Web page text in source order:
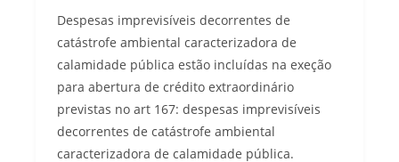
Despesas imprevisíveis decorrentes de
catástrofe ambiental caracterizadora de
calamidade pública estão incluídas na exeção
para abertura de crédito extraordinário
previstas no art 167: despesas imprevisíveis
decorrentes de catástrofe ambiental
caracterizadora de calamidade pública.